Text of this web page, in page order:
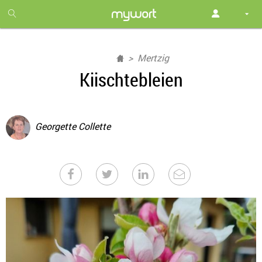
month
free
Mertzig
Kiischtebleien
Georgette Collette